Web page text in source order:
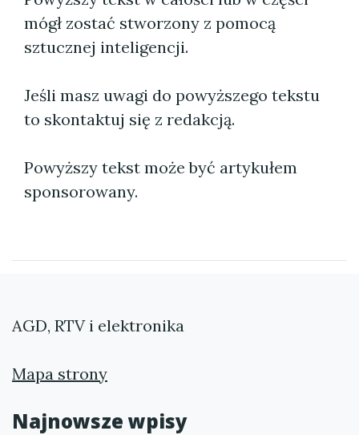
mógł zostać stworzony z pomocą
sztucznej inteligencji.
Jeśli masz uwagi do powyższego tekstu
to skontaktuj się z redakcją.
Powyższy tekst może być artykułem
sponsorowany.
AGD, RTV i elektronika
Mapa strony
Najnowsze wpisy